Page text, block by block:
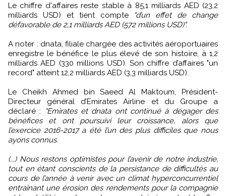
Le chiffre d'affaires reste stable à 85,1 milliards AED (23,2
milliards USD) et tient compte
"d’un effet de change
défavorable de 2,1 milliards AED (572 millions USD)".
A noter : dnata, filiale chargée des activités aéroportuaires
enregistre le bénéfice le plus élevé de son histoire, à 1,2
milliards AED (330 millions USD). Son chiffre d’affaires "un
record" atteint 12,2 milliards AED (3,3 milliards USD).
Le Cheikh Ahmed bin Saeed Al Maktoum, Président-
Directeur général d’Emirates Airline et du Groupe a
déclaré :
"Emirates et dnata ont continué à dégager des
bénéfices et ont poursuivi leur croissance, alors que
l’exercice 2016-2017 a été l’un des plus difficiles que nous
ayons connus.
(...) Nous restons optimistes pour l’avenir de notre industrie,
tout en étant conscients de la persistance de difficultés au
cours de l’année à venir avec un climat hyperconcurrentiel
entraînant une érosion des rendements pour la compagnie